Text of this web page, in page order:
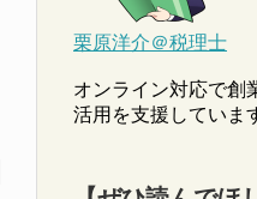
栗原洋介＠税理士
オンライン対応で創
活用を支援していま